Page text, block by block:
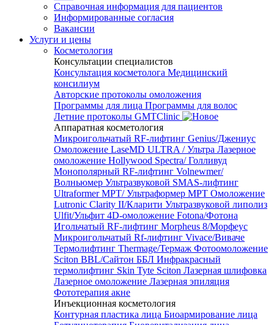
Справочная информация для пациентов
Информированные согласия
Вакансии
Услуги и цены
Косметология
Консультации специалистов
Консультация косметолога Медицинский
консилиум
Авторские протоколы омоложения
Программы для лица Программы для волос
Летние протоколы GMTClinic
Аппаратная косметология
Микроигольчатый RF-лифтинг Genius/Джениус
Омоложение LaseMD ULTRA / Ультра Лазерное
омоложение Hollywood Spectra/ Голливуд
Монополярный RF-лифтинг Volnewmer/
Волньюмер Ультразвуковой SMAS-лифтинг
Ultraformer MPT/ Ультраформер MPT Омоложение
Lutronic Clarity II/Кларити Ультразвуковой липолиз
Ulfit/Ульфит 4D-омоложение Fotona/Фотона
Игольчатый RF-лифтинг Morpheus 8/Морфеус
Микроигольчатый Rf-лифтинг Vivace/Виваче
Термолифтинг Thermage/Термаж Фотоомоложение
Sciton BBL/Сайтон ББЛ Инфракрасный
термолифтинг Skin Tyte Sciton Лазерная шлифовка
Лазерное омоложение Лазерная эпиляция
Фототерапия акне
Инъекционная косметология
Контурная пластика лица Биоармирование лица